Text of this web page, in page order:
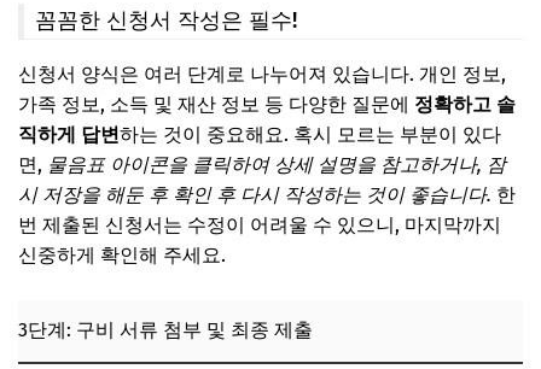
꼼꼼한 신청서 작성은 필수!
신청서 양식은 여러 단계로 나누어져 있습니다. 개인 정보,
가족 정보, 소득 및 재산 정보 등 다양한 질문에 정확하고 솔
직하게 답변하는 것이 중요해요. 혹시 모르는 부분이 있다
면, 물음표 아이콘을 클릭하여 상세 설명을 참고하거나, 잠
시 저장을 해둔 후 확인 후 다시 작성하는 것이 좋습니다. 한
번 제출된 신청서는 수정이 어려울 수 있으니, 마지막까지
신중하게 확인해 주세요.
3단계: 구비 서류 첨부 및 최종 제출